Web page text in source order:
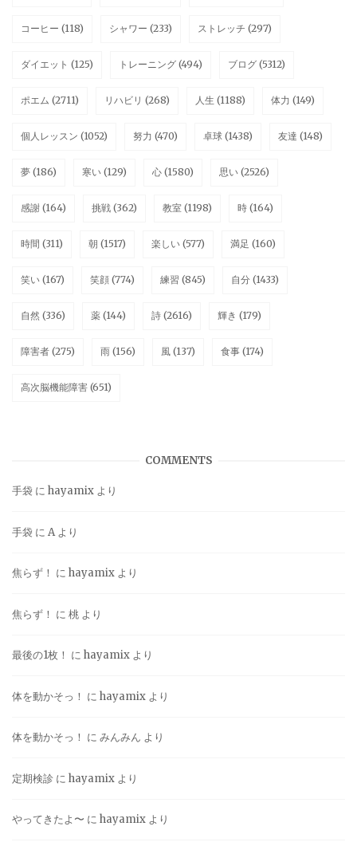
コーヒー (118) シャワー (233) ストレッチ (297)
ダイエット (125) トレーニング (494) ブログ (5312)
ポエム (2711) リハビリ (268) 人生 (1188) 体力 (149)
個人レッスン (1052) 努力 (470) 卓球 (1438) 友達 (148)
夢 (186) 寒い (129) 心 (1580) 思い (2526)
感謝 (164) 挑戦 (362) 教室 (1198) 時 (164)
時間 (311) 朝 (1517) 楽しい (577) 満足 (160)
笑い (167) 笑顔 (774) 練習 (845) 自分 (1433)
自然 (336) 薬 (144) 詩 (2616) 輝き (179)
障害者 (275) 雨 (156) 風 (137) 食事 (174)
高次脳機能障害 (651)
COMMENTS
手袋 に hayamix より
手袋 に Aより
焦らず！ に hayamix より
焦らず！ に 桃 より
最後の1枚！ に hayamix より
体を動かそっ！ に hayamix より
体を動かそっ！ に みんみん より
定期検診 に hayamix より
やってきたよ〜 に hayamix より